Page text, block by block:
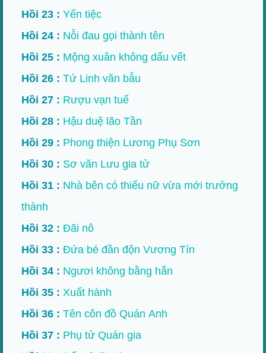
Hồi 23 : Yến tiệc
Hồi 24 : Nỗi đau gọi thành tên
Hồi 25 : Mộng xuân không dấu vết
Hồi 26 : Tứ Linh văn bẫu
Hồi 27 : Rượu vạn tuế
Hồi 28 : Hậu duệ lão Tần
Hồi 29 : Phong thiện Lương Phụ Sơn
Hồi 30 : Sơ văn Lưu gia tử
Hồi 31 : Nhà bên có thiếu nữ vừa mới trưởng
thành
Hồi 32 : Đãi nô
Hồi 33 : Đứa bé đần độn Vương Tín
Hồi 34 : Ngươi không bằng hắn
Hồi 35 : Xuất hành
Hồi 36 : Tên côn đồ Quán Anh
Hồi 37 : Phụ tử Quán gia